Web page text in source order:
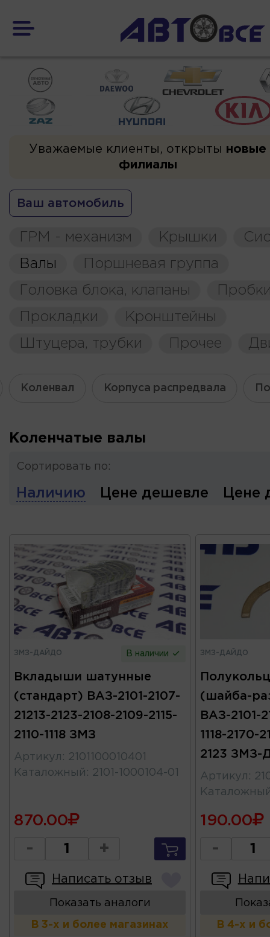
Уважаемые клиенты, открыты новые
филиалы
Ваш автомобиль
ГРМ - механизм Крышки
Валы
Поршневая группа
Головка блока, клапаны
Прокладки
Кронштейны
Штуцера, трубки
Прочее
Коленвал Корпуса распредвала
Коленчатые валы
Сортировать по:
Наличию Цене дешевле Цене
ЗМЗ-ДАЙДО В наличии
Вкладыши шатунные
(стандарт) ВАЗ-2101-2107-
21213-2123-2108-2109-2115-
2110-1118 ЗМЗ
Артикул : 2101100010401
Каталожный : 2101-1000104-01
870.00
- +
Написать отзыв
Показать аналоги
В 3-х и более магазинах
ЗМЗ-ДАЙДО
(шайба-
ВАЗ-2101-
1118-2170-
2123 ЗМЗ-
Артикул :
190.00
-
В 4-х и